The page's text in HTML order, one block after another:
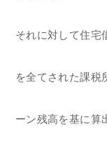
それに対して住宅
を全てされた課税
ーン残高を基に算